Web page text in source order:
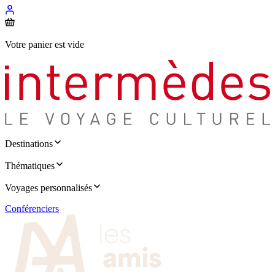
Votre panier est vide
Destinations
Thématiques
Voyages personnalisés
Conférenciers